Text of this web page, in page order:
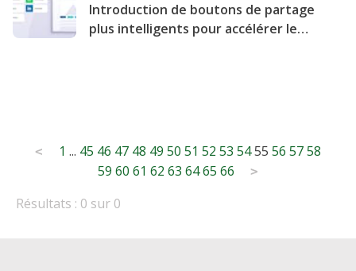
Introduction de boutons de partage
plus intelligents pour accélérer le
Posts
pagination
< 1 ... 45 46 47 48 49 50 51 52 53 5455 56 5758
59 60 61 62 63 6465 66 >
Résultats : 0 sur 0